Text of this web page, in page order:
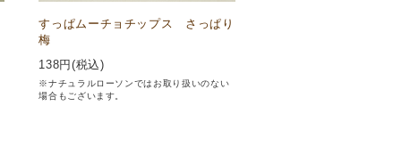
すっぱムーチョチップス さっぱり
梅
138円(税込)
※ナチュラルローソンではお取り扱いのない
場合もございます。